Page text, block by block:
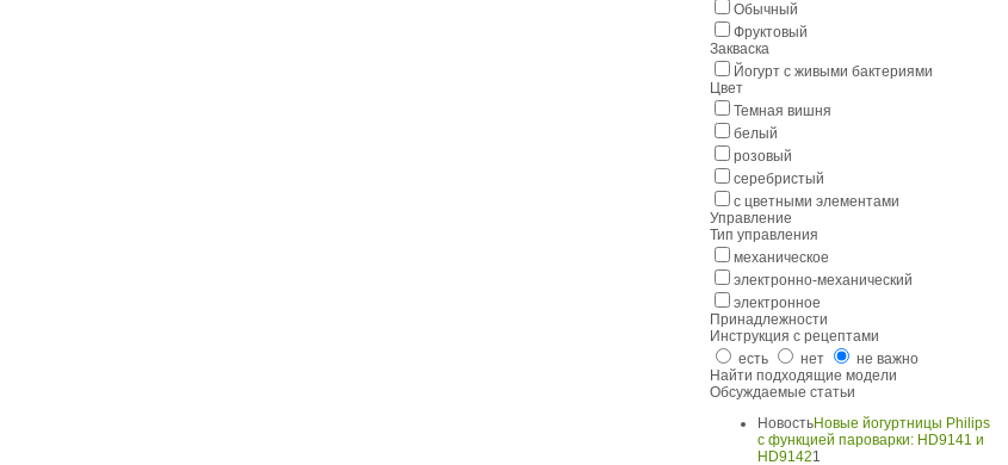
Обычный
Фруктовый
Закваска
Йогурт с живыми бактериями
Цвет
Темная вишня
белый
розовый
серебристый
с цветными элементами
Управление
Тип управления
механическое
электронно-механический
электронное
Принадлежности
Инструкция с рецептами
есть
нет
не важно
Найти подходящие модели
Обсуждаемые статьи
НовостьНовые йогуртницы Philips
с функцией пароварки: HD9141 и
HD91421